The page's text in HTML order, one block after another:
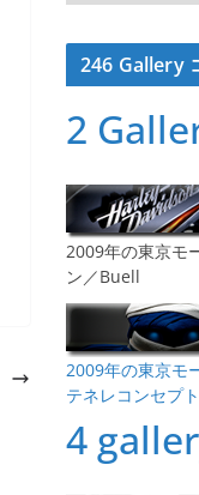
ー
カ
イ246 Gallery
2
2009年の東京モ
ン／Buell
2009年の東京モ
テネレコンセプ
4